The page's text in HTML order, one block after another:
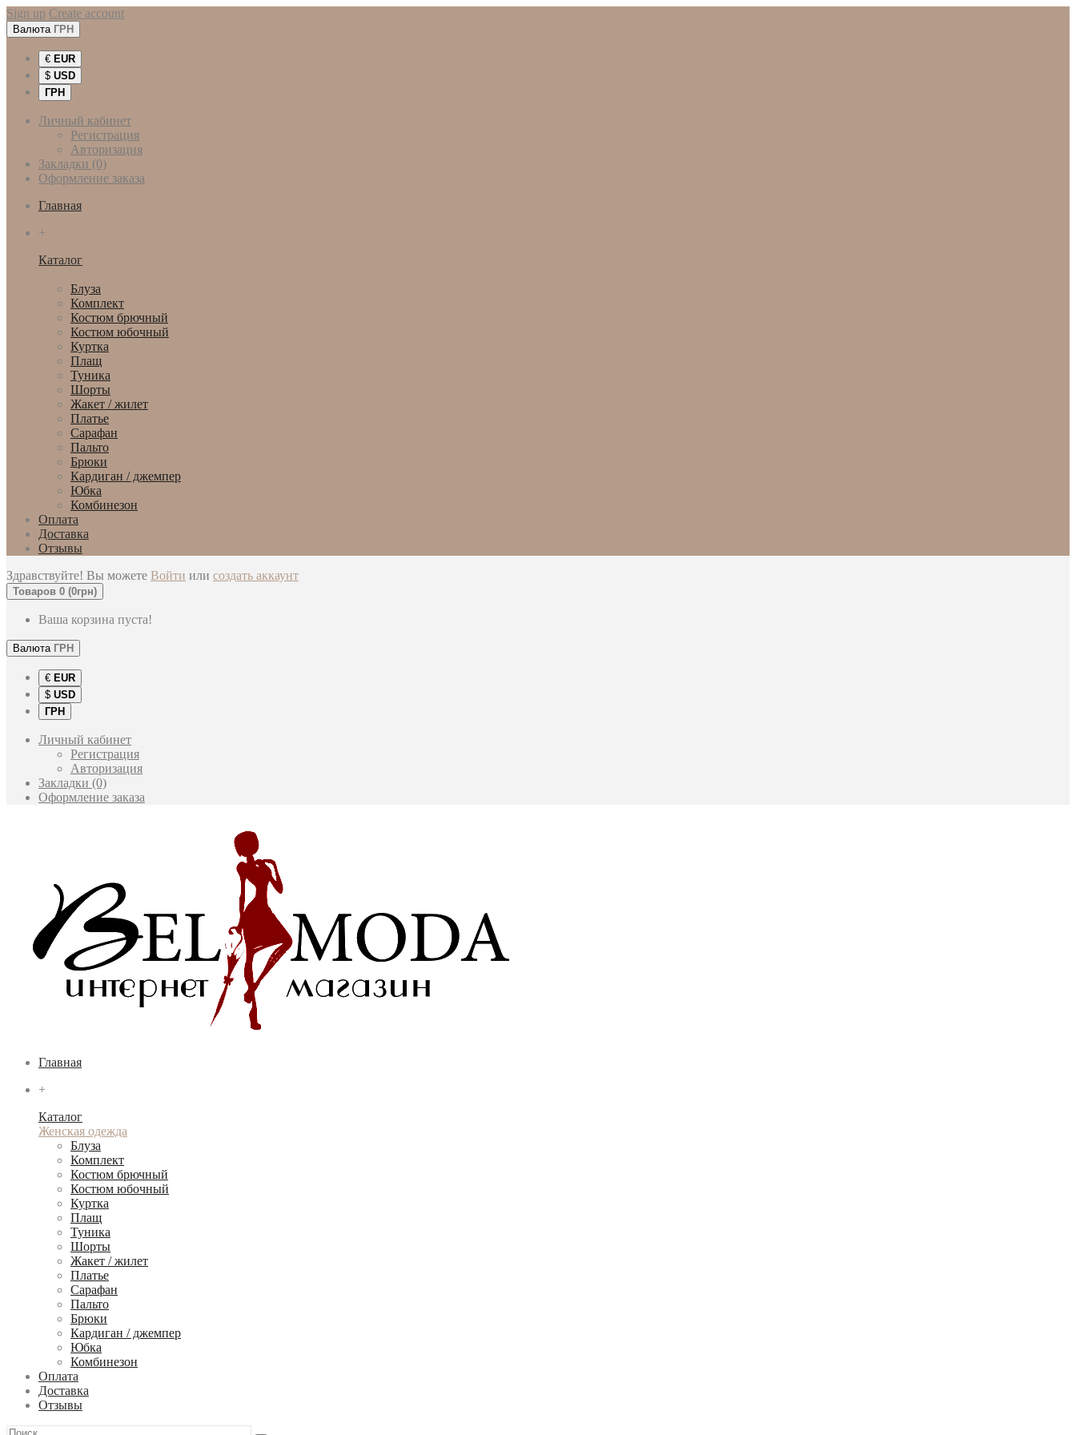
Sign up Create account
Валюта ГРН
€ EUR
$ USD
ГРН
Личный кабинет
Регистрация
Авторизация
Закладки (0)
Оформление заказа
Главная
+
Каталог
Блуза
Комплект
Костюм брючный
Костюм юбочный
Куртка
Плащ
Туника
Шорты
Жакет / жилет
Платье
Сарафан
Пальто
Брюки
Кардиган / джемпер
Юбка
Комбинезон
Оплата
Доставка
Отзывы
Здравствуйте! Вы можете Войти или создать аккаунт
Товаров 0 (0грн)
Ваша корзина пуста!
Валюта ГРН
€ EUR
$ USD
ГРН
Личный кабинет
Регистрация
Авторизация
Закладки (0)
Оформление заказа
Главная
+
Каталог
Женская одежда
Блуза
Комплект
Костюм брючный
Костюм юбочный
Куртка
Плащ
Туника
Шорты
Жакет / жилет
Платье
Сарафан
Пальто
Брюки
Кардиган / джемпер
Юбка
Комбинезон
Оплата
Доставка
Отзывы